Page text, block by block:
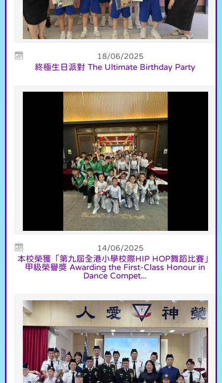
18/06/2025
終極生日派對 The Ultimate Birthday Party
14/06/2025
本校榮獲「第九屆全港小學校際HIP HOP舞蹈比賽」
甲級榮譽獎 Awarding the First-Class Honour in
Dance Compet...